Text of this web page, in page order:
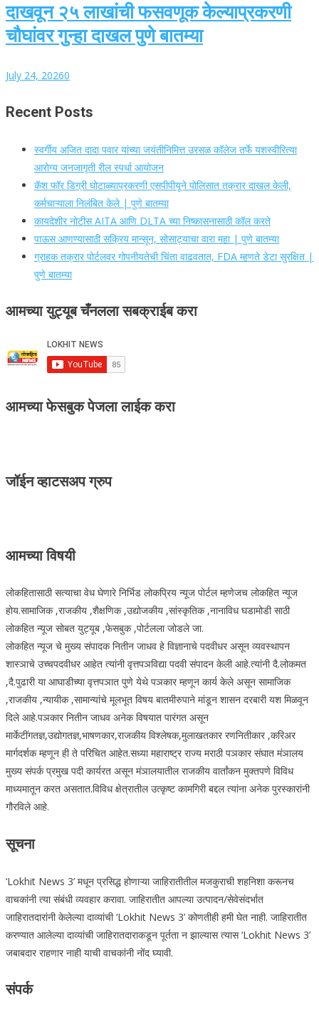
दाखवून २५ लाखांची फसवणूक केल्याप्रकरणी
चौघांवर गुन्हा दाखल पुणे बातम्या
July 24, 20260
Recent Posts
स्वर्गीय अजित दादा पवार यांच्या जयंतीनिमित्त उरसळ कॉलेज तर्फे यशस्वीरित्या
आरोग्य जनजागृती रील स्पर्धा आयोजन
कॅश फॉर डिग्री घोटाळ्याप्रकरणी एसपीपीयूने पोलिसात तक्रार दाखल केली,
कर्मचाऱ्याला निलंबित केले | पुणे बातम्या
कायदेशीर नोटीस AITA आणि DLTA च्या निष्कासनासाठी कॉल करते
पाऊस आणण्यासाठी सक्रिय मान्सून, सोसाट्याचा वारा महा | पुणे बातम्या
ग्राहक तक्रार पोर्टलवर गोपनीयतेची चिंता वाढवतात, FDA म्हणते डेटा सुरक्षित |
पुणे बातम्या
आमच्या युट्यूब चँनलला सबक्राईब करा
आमच्या फेसबुक पेजला लाईक करा
जॉईन व्हाटसअप ग्रुप
आमच्या विषयी
लोकहितासाठी सत्याचा वेध घेणारे निर्भिड लोकप्रिय न्यूज पोर्टल म्हणेजच लोकहित न्यूज
होय.सामाजिक ,राजकीय ,शैक्षणिक ,उद्योजकीय ,सांस्कृतिक ,नानाविध घडामोडी साठी
लोकहित न्यूज सोबत युट्यूब ,फेसबुक ,पोर्टलला जोडले जा.
लोकहित न्यूज चे मुख्य संपादक नितीन जाधव हे विज्ञानाचे पदवीधर असून व्यवस्थापन
शास्ञाचे उच्चपदवीधर आहेत त्यांनी वृत्तपञविद्या पदवी संपादन केली आहे.त्यांनी दै.लोकमत
,दै.पुढारी या आघाडीच्या वृत्तपञात पुणे येथे पञकार म्हणून कार्य केले असून सामाजिक
,राजकीय ,न्यायीक ,सामान्यांचे मूलभूत विषय बातमीरुपाने मांडून शासन दरबारी यश मिळवून
दिले आहे.पञकार नितीन जाधव अनेक विषयात पारंगत असून
मार्केटींगतज्ञ,उद्योगतज्ञ,भाषणकार,राजकीय विश्लेषक,मुलाखतकार रणनितीकार ,करिअर
मार्गदर्शक म्हणून ही ते परिचित आहेत.सध्या महाराष्ट्र राज्य मराठी पञकार संघात मंञालय
मुख्य संपर्क प्रमुख पदी कार्यरत असून मंञालयातील राजकीय वार्तांकन मुक्तपणे विविध
माध्यमातून करत असतात.विविध क्षेत्रातील उत्कृष्ट कामगिरी बद्दल त्यांना अनेक पुरस्कारांनी
गौरविले आहे.
सूचना
‘Lokhit News 3’ मधून प्रसिद्ध होणाऱ्या जाहिरातीतील मजकुराची शहनिशा करूनच
वाचकांनी त्या संबंधी व्यवहार करावा. जाहिरातीत आपल्या उत्पादन/सेवेसंदर्भात
जाहिरातदारांनी केलेल्या दाव्यांची ‘Lokhit News 3’ कोणतीही हमी घेत नाही. जाहिरातीत
करण्यात आलेल्या दाव्यांची जाहिरातदाराकडून पूर्तता न झाल्यास त्यास ‘Lokhit News 3’
जबाबदार राहणार नाही याची वाचकांनी नोंद घ्यावी.
संपर्क